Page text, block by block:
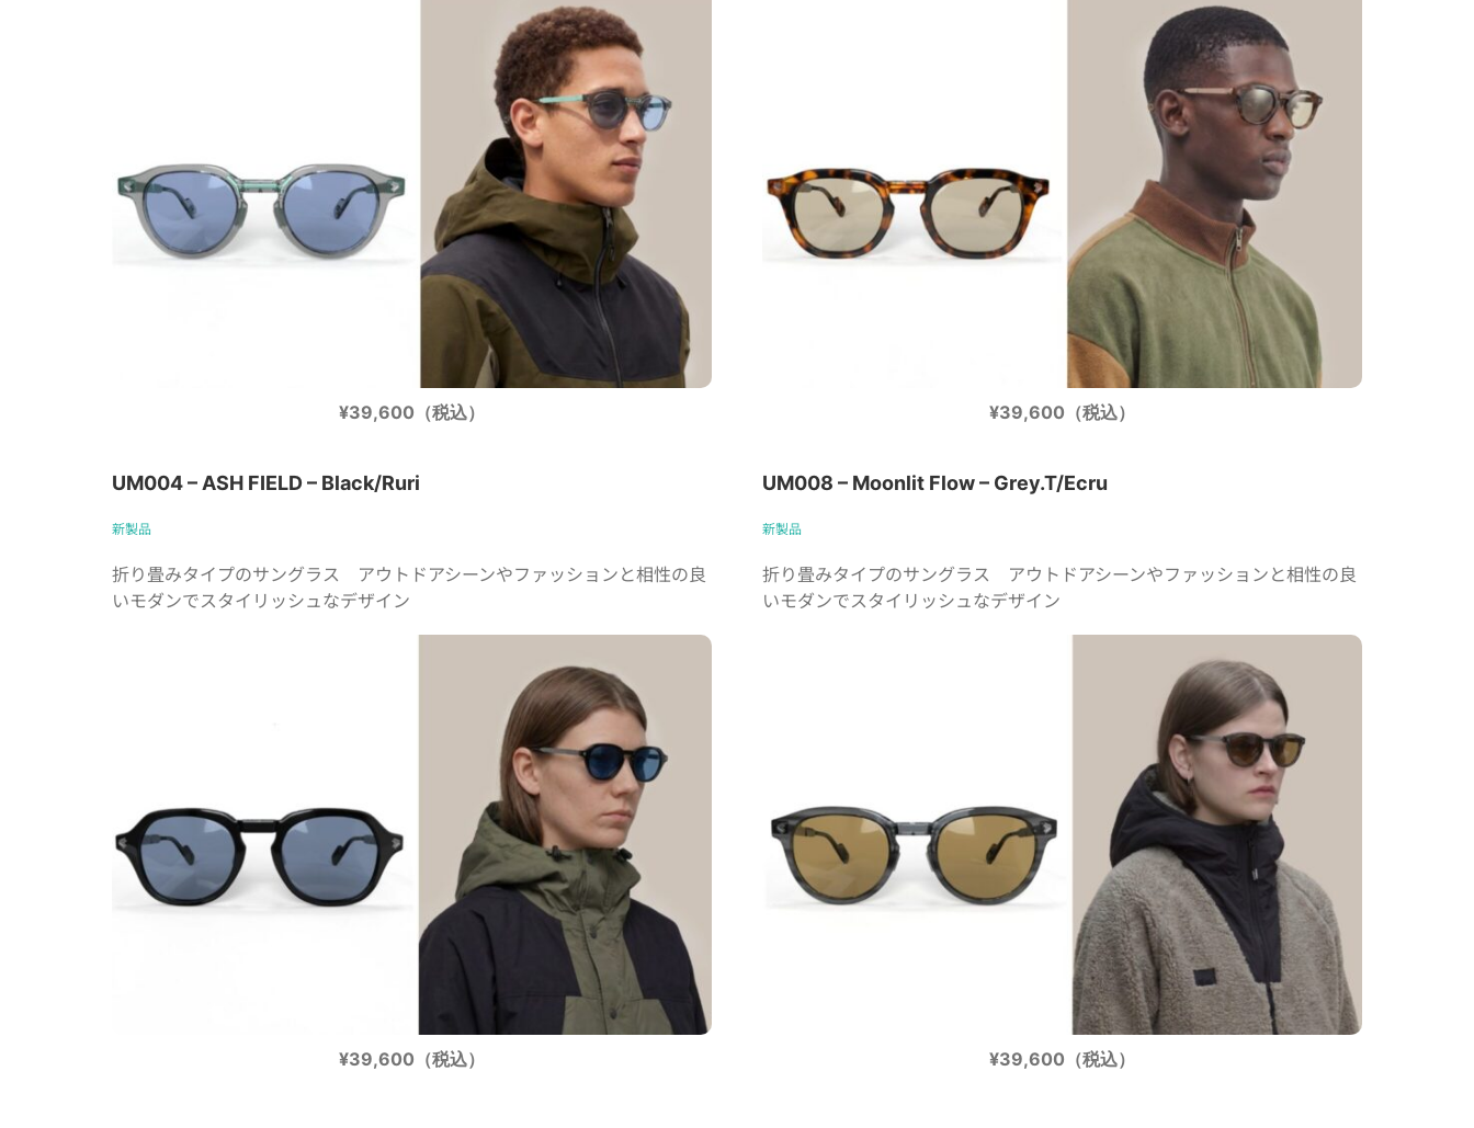
¥39,600（税込） ¥39,600（税込）
UM004 – ASH FIELD – Black/Ruri
新製品
折り畳みタイプのサングラス アウトドアシーンやファッションと相性の良
いモダンでスタイリッシュなデザイン
¥39,600（税込）
UM008 – Moonlit Flow – Grey.T/Ecru
新製品
折り畳みタイプのサングラス アウトドアシーンやファッションと相性の良
いモダンでスタイリッシュなデザイン
¥39,600（税込）